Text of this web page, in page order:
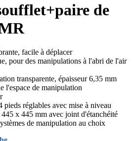
de
facile à déplacer
pour des manipulations à l'abri de l'air
transparente, épaisseur 6,35 mm
l'espace de manipulation
pieds réglables avec mise à niveau
445 x 445 mm avec joint d'étanchéité
de manipulation au choix